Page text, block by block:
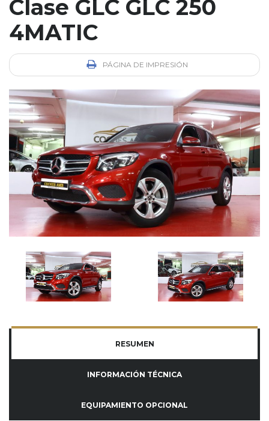
Clase GLC GLC 250
4MATIC
PÁGINA DE IMPRESIÓN
RESUMEN
INFORMACIÓN TÉCNICA
EQUIPAMIENTO OPCIONAL